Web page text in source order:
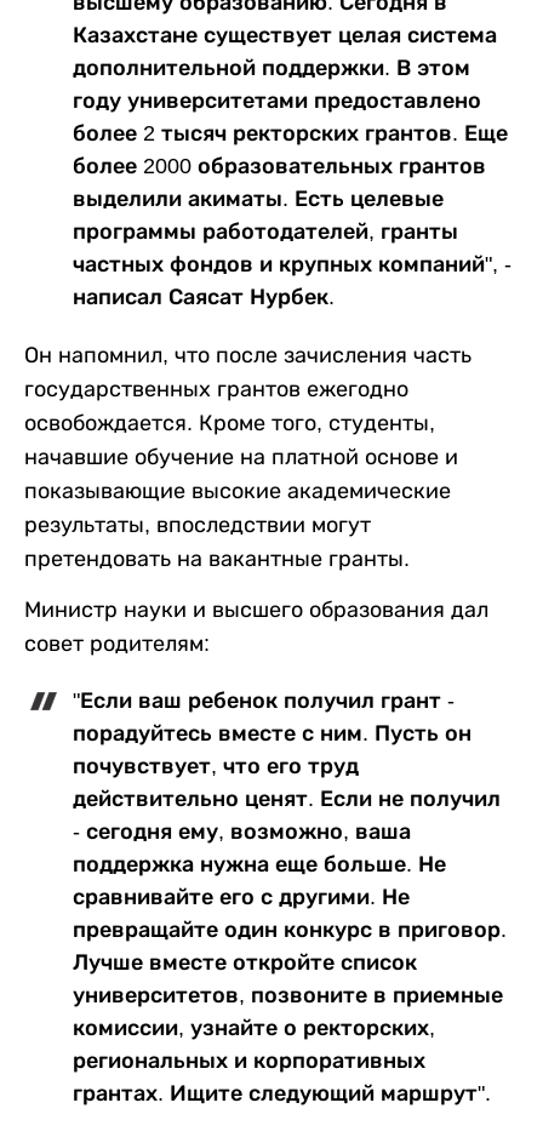
Казахстане существует целая система
дополнительной поддержки. В этом
году университетами предоставлено
более 2 тысяч ректорских грантов. Еще
более 2000 образовательных грантов
выделили акиматы. Есть целевые
программы работодателей, гранты
частных фондов и крупных компаний", -
написал Саясат Нурбек.
Он напомнил, что после зачисления часть
государственных грантов ежегодно
освобождается. Кроме того, студенты,
начавшие обучение на платной основе и
показывающие высокие академические
результаты, впоследствии могут
претендовать на вакантные гранты.
Министр науки и высшего образования дал
совет родителям:
"Если ваш ребенок получил грант -
порадуйтесь вместе с ним. Пусть он
почувствует, что его труд
действительно ценят. Если не получил
- сегодня ему, возможно, ваша
поддержка нужна еще больше. Не
сравнивайте его с другими. Не
превращайте один конкурс в приговор.
Лучше вместе откройте список
университетов, позвоните в приемные
комиссии, узнайте о ректорских,
региональных и корпоративных
грантах. Ищите следующий маршрут".